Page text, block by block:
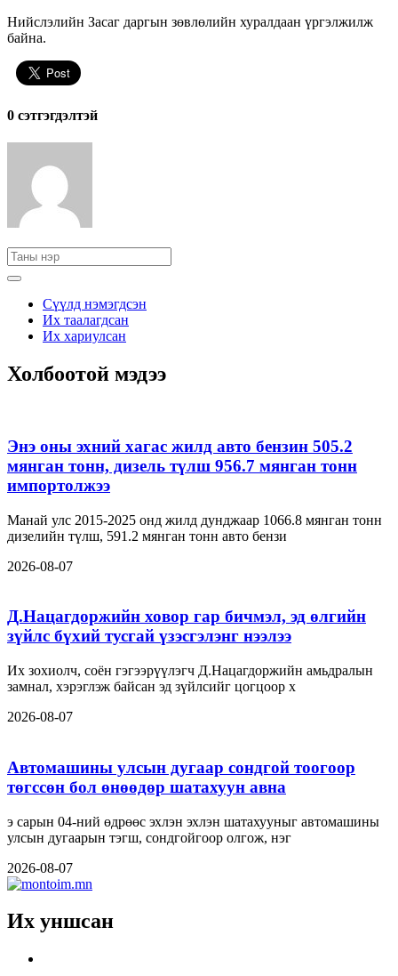
Нийслэлийн Засаг даргын зөвлөлийн хуралдаан үргэлжилж
байна.
0 cэтгэгдэлтэй
Сүүлд нэмэгдсэн
Их таалагдсан
Их хариулсан
Холбоотой мэдээ
Энэ оны эхний хагас жилд авто бензин 505.2
мянган тонн, дизель түлш 956.7 мянган тонн
импортолжээ
Манай улс 2015-2025 онд жилд дунджаар 1066.8 мянган тонн
дизелийн түлш, 591.2 мянган тонн авто бензи
2026-08-07
Д.Нацагдоржийн ховор гар бичмэл, эд өлгийн
зүйлс бүхий тусгай үзэсгэлэнг нээлээ
Их зохиолч, соён гэгээрүүлэгч Д.Нацагдоржийн амьдралын
замнал, хэрэглэж байсан эд зүйлсийг цогцоор х
2026-08-07
Автомашины улсын дугаар сондгой тоогоор
төгссөн бол өнөөдөр шатахуун авна
э сарын 04-ний өдрөөс эхлэн эхлэн шатахууныг автомашины
улсын дугаарын тэгш, сондгойгоор олгож, нэг
2026-08-07
Их уншсан